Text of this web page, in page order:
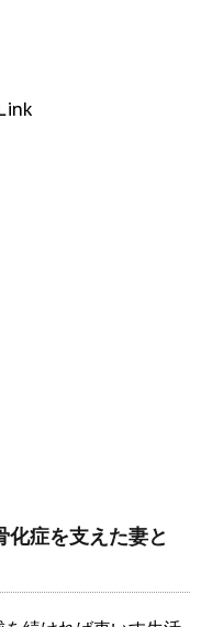
化症を支えた妻と